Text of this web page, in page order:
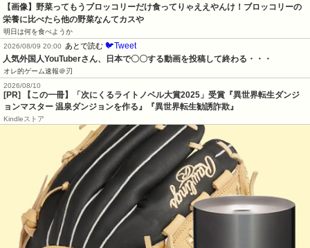
【画像】野菜ってもうブロッコリーだけ食ってりゃええやんけ！ブロッコリーの
栄養に比べたら他の野菜なんてカスや
明日は何を食べようか
2026/08/09 20:00
あとで読む 🐦Tweet
人気外国人YouTuberさん、日本で〇〇する動画を投稿して終わる・・・
オレ的ゲーム速報＠刃
2026/08/10
[PR] 【この一冊】「次にくるライトノベル大賞2025」受賞『異世界転生ダンジ
ョンマスター 温泉ダンジョンを作る』『異世界転生勧誘詐欺』
Kindleストア